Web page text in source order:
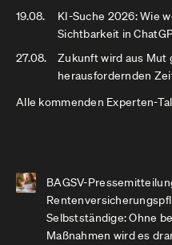
19.08.
KI-Suche 2026: Wie
Sichtbarkeit in
27.08.
Zukunft wird aus Mut
herausfordernden
Alle kommenden Experten-
BAGSV-
Selbstständige: Ohne
Maßnahmen wird es